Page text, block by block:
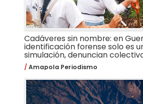
Cadáveres sin nombre: en
identificación forense solo es
simulación, denuncian
Amapola Periodismo